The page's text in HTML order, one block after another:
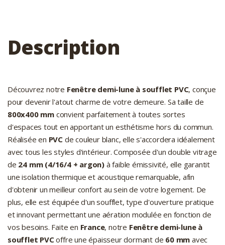
Description
Découvrez notre Fenêtre demi-lune à soufflet PVC, conçue
pour devenir l'atout charme de votre demeure. Sa taille de
800x400 mm convient parfaitement à toutes sortes
d'espaces tout en apportant un esthétisme hors du commun.
Réalisée en PVC de couleur blanc, elle s'accordera idéalement
avec tous les styles d'intérieur. Composée d'un double vitrage
de 24 mm (4/16/4 + argon) à faible émissivité, elle garantit
une isolation thermique et acoustique remarquable, afin
d'obtenir un meilleur confort au sein de votre logement. De
plus, elle est équipée d'un soufflet, type d'ouverture pratique
et innovant permettant une aération modulée en fonction de
vos besoins. Faite en France, notre Fenêtre demi-lune à
soufflet PVCoffre une épaisseur dormant de 60 mm avec